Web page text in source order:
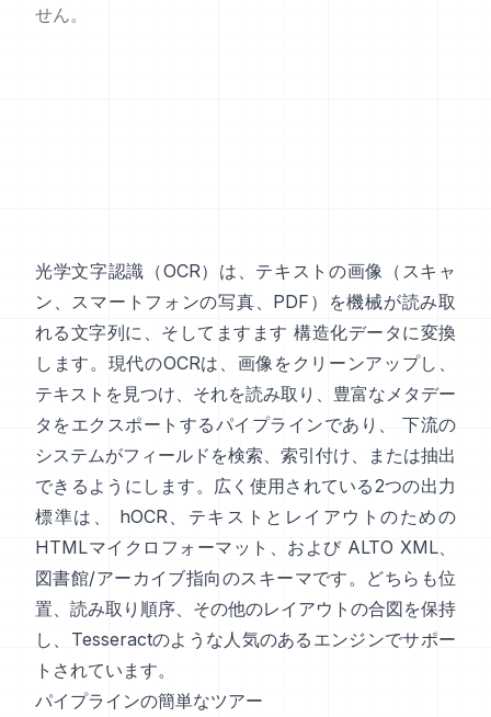
せん。
光学文字認識（OCR）は、テキストの画像（スキャ
ン、スマートフォンの写真、PDF）を機械が読み取
れる文字列に、そしてますます 構造化データに変換
します。現代のOCRは、画像をクリーンアップし、
テキストを見つけ、それを読み取り、豊富なメタデー
タをエクスポートするパイプラインであり、 下流の
システムがフィールドを検索、索引付け、または抽出
できるようにします。広く使用されている2つの出力
標準は、
hOCR、テキストとレイアウトのための
HTMLマイクロフォーマット、および ALTO XML、
図書館/アーカイブ指向のスキーマです。どちらも位
置、読み取り順序、その他のレイアウトの合図を保持
し、 Tesseractのような人気のあるエンジンでサポー
トされています。
パイプラインの簡単なツアー